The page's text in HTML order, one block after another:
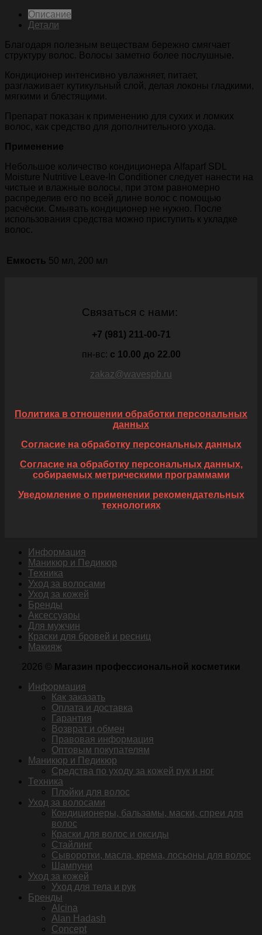
Описание
Детали
Благодаря полезным веществам бережно смягчает
структуру волос. Волосы заметно более послушные.
Кондиционер интенсивно увлажняет, питает,
разглаживает кутикульный слой, делая локоны гладкими,
мягкими и блестящими.
Препарат показан к применению для сухих и ломких
волос, как средство для дополнительного ухода.
Применение
Небольшое количество кондиционера Alfaparf SDL
Moisture Nutritive Leave-In Conditioner следует нанести на
чистые и влажные волосы, при этом равномерно
распределив его по всей длине волос с помощью
расчёски. Смывать кондиционер не нужно. После
использования средства можно приступить к укладке
волос.
Емкость 50 мл, 200 мл
Связаться с нами:
+7 (981) 211-00-71
пн-вс: c 10.00 до 22.00
zakaz@wavespb.ru
Политика в отношении обработки персональных
данных
Согласие на обработку персональных данных
Согласие на обработку персональных данных,
собираемых метрическими программами
Уведомление о применении рекомендательных
технологиях
Информация
Маникюр и Педикюр
Техника
Уход за волосами
Уход за кожей
Бренды
Аксессуары
Для мужчин
Краски для бровей и ресниц
Макияж
2026 ©
Магазин профессиональной косметики
Информация
Как заказать
Оплата и доставка
Гарантия
Возврат и обмен
Правовая информация
Оптовым покупателям
Маникюр и Педикюр
Средства по уходу за кожей рук и ног
Техника
Плойки для волос
Уход за волосами
Кондиционеры, бальзамы, маски, спреи для
волос
Краски для волос и оксиды
Стайлинг
Сыворотки, масла, крема, лосьоны для волос
Шампуни
Уход за кожей
Уход для тела и рук
Бренды
Alcina
Alan Hadash
Concept